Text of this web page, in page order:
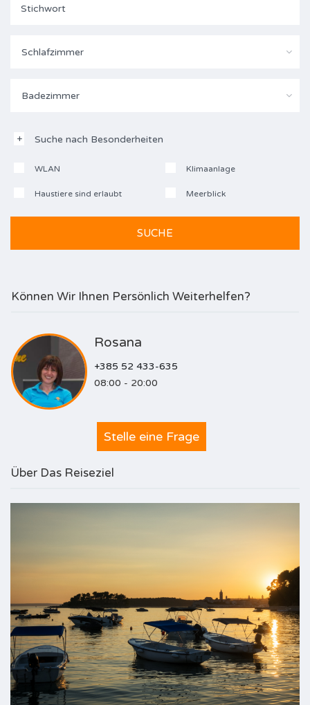
Schlafzimmer
Badezimmer
Suche nach Besonderheiten
WLAN Klimaanlage
Haustiere sind erlaubt Meerblick
Können Wir Ihnen Persönlich Weiterhelfen?
Rosana
+385 52 433-635
08:00 - 20:00
Stelle eine Frage
Über Das Reiseziel